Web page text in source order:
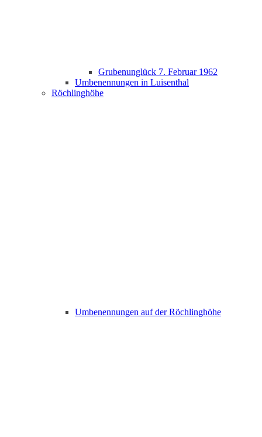
Grubenunglück 7. Februar 1962
Umbenennungen in Luisenthal
Röchlinghöhe
Umbenennungen auf der Röchlinghöhe